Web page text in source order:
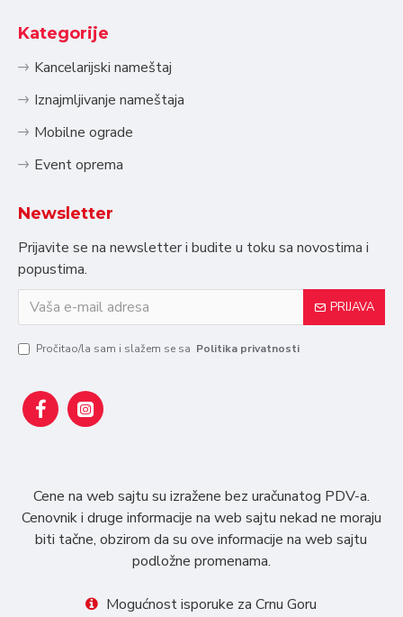
Kategorije
Kancelarijski nameštaj
Iznajmljivanje nameštaja
Mobilne ograde
Event oprema
Newsletter
Prijavite se na newsletter i budite u toku sa novostima i
popustima.
PRIJAVA
Pročitao/la sam i slažem se sa Politika privatnosti
Cene na web sajtu su izražene bez uračunatog PDV-a.
Cenovnik i druge informacije na web sajtu nekad ne moraju
biti tačne, obzirom da su ove informacije na web sajtu
podložne promenama.
Mogućnost isporuke za Crnu Goru